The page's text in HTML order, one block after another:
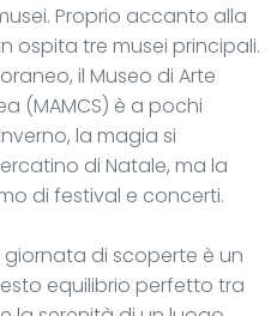
Proprio accanto alla
ospita tre musei principali.
il Museo di Arte
(MAMCS) è a pochi
la magia si
di Natale, ma la
di festival e concerti.
di scoperte è un
equilibrio perfetto tra